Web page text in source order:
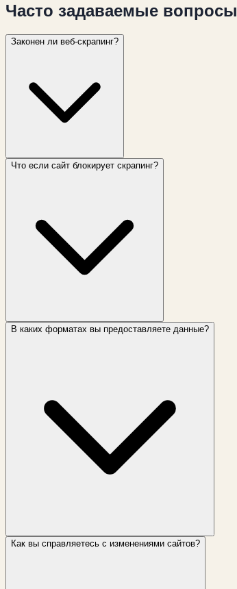
Часто задаваемые вопросы
Законен ли веб-скрапинг?
Что если сайт блокирует скрапинг?
В каких форматах вы предоставляете данные?
Как вы справляетесь с изменениями сайтов?